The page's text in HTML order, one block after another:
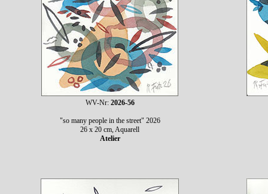
WV-Nr: 2026-56
"so many people in the street" 2026
26 x 20 cm, Aquarell
Atelier